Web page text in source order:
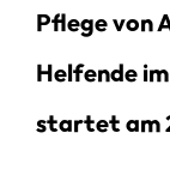
Pflege von
Helfende
startet am